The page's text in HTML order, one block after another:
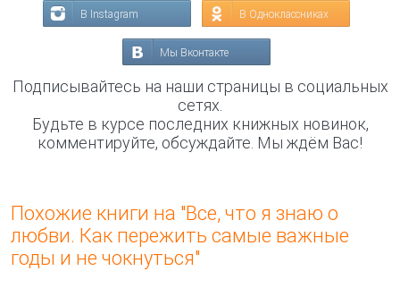
В Instagram В Одноклассниках
Мы Вконтакте
Подписывайтесь на наши страницы в социальных
сетях.
Будьте в курсе последних книжных новинок,
комментируйте, обсуждайте. Мы ждём Вас!
Похожие книги на "Все, что я знаю о
любви. Как пережить самые важные
годы и не чокнуться"